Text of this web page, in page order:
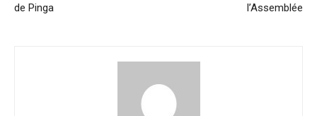
de Pinga
l’Assemblée